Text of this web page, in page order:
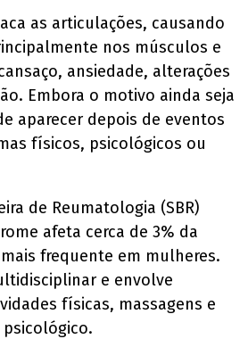
as articulações, causando
nos músculos e
ansiedade, alterações
Embora o motivo ainda seja
aparecer depois de eventos
físicos, psicológicos ou
de Reumatologia (SBR)
afeta cerca de 3% da
frequente em mulheres.
e envolve
físicas, massagens e